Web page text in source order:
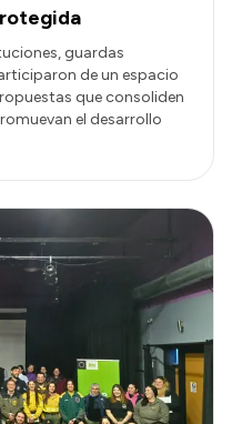
guardas
de un espacio
que consoliden
el desarrollo